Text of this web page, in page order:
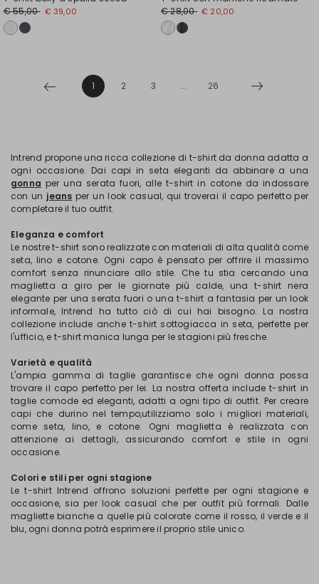
€ 55,00 € 39,00
€ 28,00 € 20,00
1 2 3 ... 26
Intrend propone una ricca collezione di t-shirt da donna adatta a
ogni occasione. Dai capi in seta eleganti da abbinare a una
gonna per una serata fuori, alle t-shirt in cotone da indossare
con un jeans per un look casual, qui troverai il capo perfetto per
completare il tuo outfit.
Eleganza e comfort
Le nostre t-shirt sono realizzate con materiali di alta qualità come
seta, lino e cotone. Ogni capo è pensato per offrire il massimo
comfort senza rinunciare allo stile. Che tu stia cercando una
maglietta a giro per le giornate più calde, una t-shirt nera
elegante per una serata fuori o una t-shirt a fantasia per un look
informale, Intrend ha tutto ciò di cui hai bisogno. La nostra
collezione include anche t-shirt sottogiacca in seta, perfette per
l'ufficio, e t-shirt manica lunga per le stagioni più fresche.
Varietà e qualità
L'ampia gamma di taglie garantisce che ogni donna possa
trovare il capo perfetto per lei. La nostra offerta include t-shirt in
taglie comode ed eleganti, adatti a ogni tipo di outfit. Per creare
capi che durino nel tempo,utilizziamo solo i migliori materiali,
come seta, lino, e cotone. Ogni maglietta è realizzata con
attenzione ai dettagli, assicurando comfort e stile in ogni
occasione.
Colori e stili per ogni stagione
Le t-shirt Intrend offrono soluzioni perfette per ogni stagione e
occasione, sia per look casual che per outfit più formali. Dalle
magliette bianche a quelle più colorate come il rosso, il verde e il
blu, ogni donna potrà esprimere il proprio stile unico.